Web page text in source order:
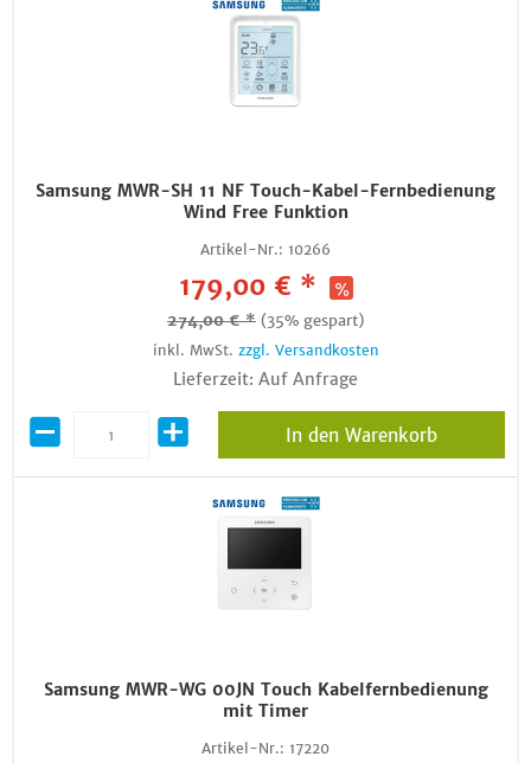
Samsung MWR-SH 11 NF Touch-Kabel-Fernbedienung
Wind Free Funktion
Artikel-Nr.: 10266
179,00 € *
274,00 € * (35% gespart)
inkl. MwSt. zzgl. Versandkosten
Lieferzeit: Auf Anfrage
In den Warenkorb
Samsung MWR-WG 00JN Touch Kabelfernbedienung
mit Timer
Artikel-Nr.: 17220